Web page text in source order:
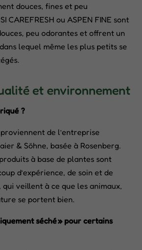
douces, fines et peu
CAREFRESH ou ASPEN FINE sont
peu odorantes et offrent un
lequel même les plus petits se
et environnement
?
de l’entreprise
& Söhne, basée à Rosenberg.
à base de plantes sont
d’expérience, de soin et de
veillent à ce que les animaux,
se portent bien.
séché » pour certains